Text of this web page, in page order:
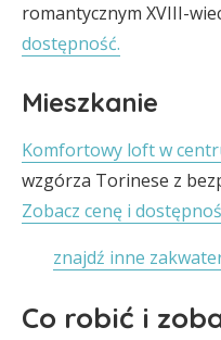
romantycznym XVIII-
dostępność.
Mieszkanie
Komfortowy loft w
wzgórza Torinese z
Zobacz cenę i
znajdź inne
Co robić i